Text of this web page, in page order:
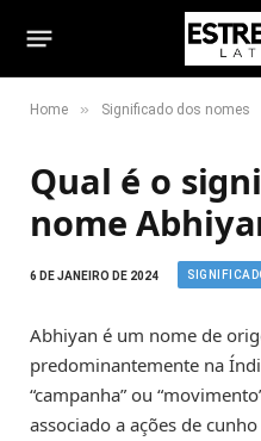
Home » Significado dos nomes
Qual é o
nome
6 DE JANEIRO DE 2024
Abhiyan é um nome de
predominantemente na
“campanha” ou
associado a ações de